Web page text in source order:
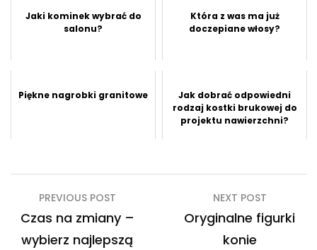
Jaki kominek wybrać do
salonu?
Która z was ma już
doczepiane włosy?
Piękne nagrobki granitowe
Jak dobrać odpowiedni
rodzaj kostki brukowej do
projektu nawierzchni?
Nawigacja
wpisu
PREVIOUS POST
Czas na zmiany –
wybierz najlepszą
NEXT POST
Oryginalne figurki
konie